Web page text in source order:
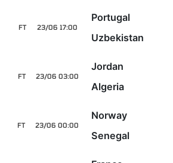
23/06 17:00
FT
Portugal
Uzbekistan
23/06 03:00
FT
Jordan
Algeria
23/06 00:00
FT
Norway
Senegal